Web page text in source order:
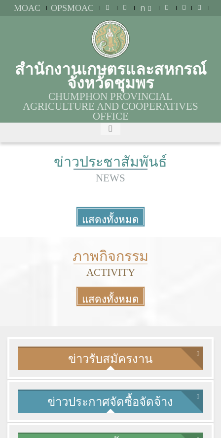
MOAC OPSMOAC ก
สำนักงานเกษตรและสหกรณ์
จังหวัดชุมพร
CHUMPHON PROVINCIAL
AGRICULTURE AND COOPERATIVES
OFFICE
ข่าวประชาสัมพันธ์
NEWS
แสดงทั้งหมด
More
ภาพกิจกรรม
ACTIVITY
แสดงทั้งหมด
ข่าวรับสมัครงาน
ข่าวประกาศจัดซื้อจัดจ้าง